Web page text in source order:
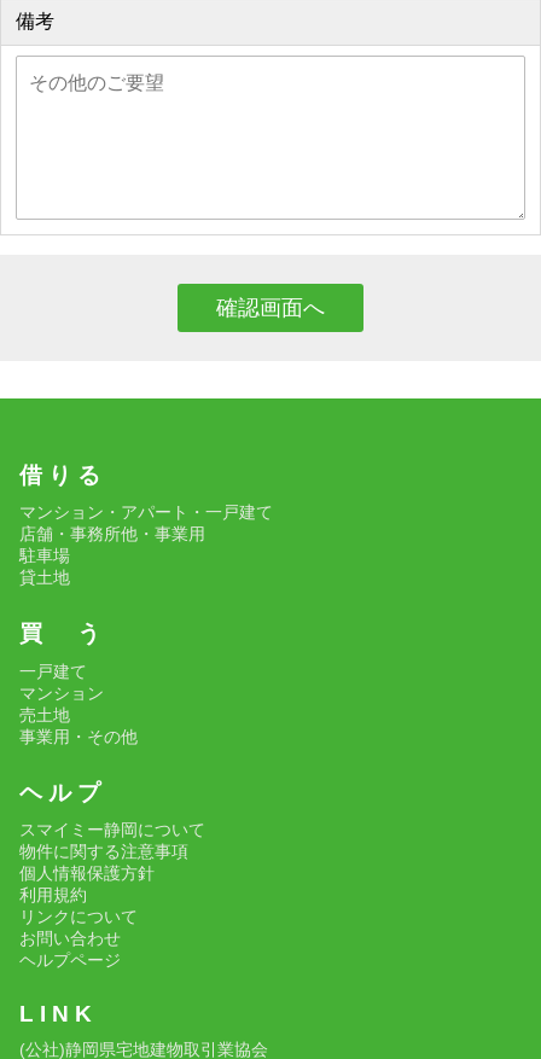
備考
借 り る
マンション・アパート・一戸建て
店舗・事務所他・事業用
駐車場
貸土地
買 う
一戸建て
マンション
売土地
事業用・その他
ヘ ル プ
スマイミー静岡について
物件に関する注意事項
個人情報保護方針
利用規約
リンクについて
お問い合わせ
ヘルプページ
L I N K
(公社)静岡県宅地建物取引業協会